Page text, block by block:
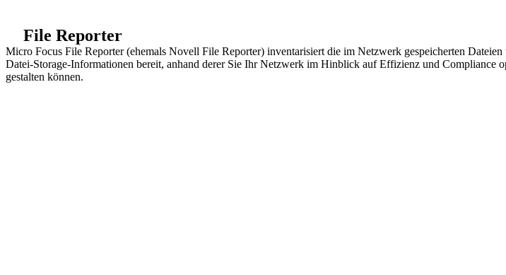
File Reporter
Micro Focus File Reporter (ehemals Novell File Reporter) inventarisiert die im Netzwerk gespeicherten Dateien
Datei-Storage-Informationen bereit, anhand derer Sie Ihr Netzwerk im Hinblick auf Effizienz und Compliance
gestalten können.